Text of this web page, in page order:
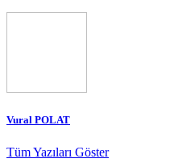
Vural POLAT
Tüm Yazıları Göster